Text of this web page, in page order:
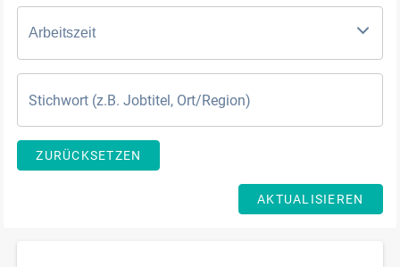
Arbeitszeit
ZURÜCKSETZEN
AKTUALISIEREN